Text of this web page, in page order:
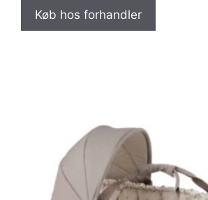
Køb hos forhandler